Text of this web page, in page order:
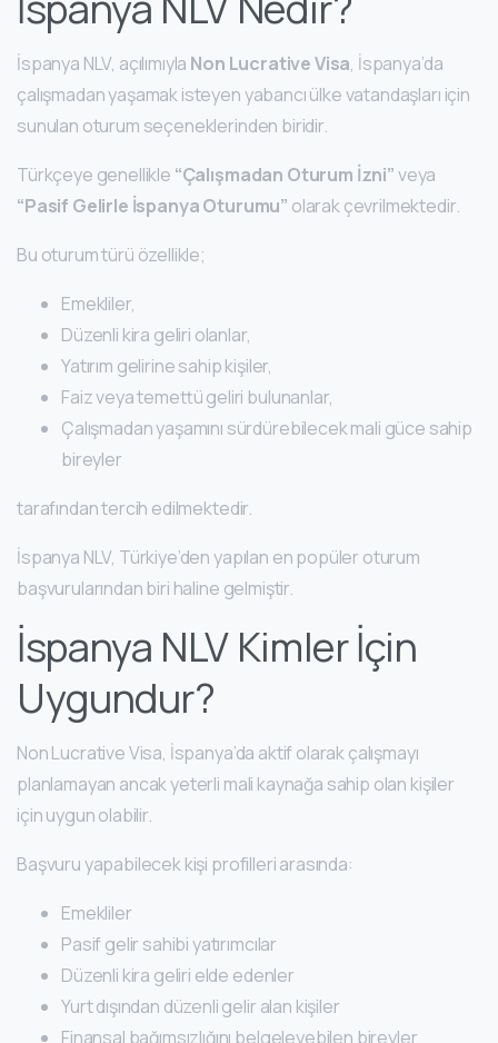
İspanya NLV, açılımıyla Non Lucrative Visa, İspanya’da
çalışmadan yaşamak isteyen yabancı ülke vatandaşları için
sunulan oturum seçeneklerinden biridir.
Türkçeye genellikle “Çalışmadan Oturum İzni”veya
“Pasif Gelirle İspanya Oturumu” olarak çevrilmektedir.
Bu oturum türü özellikle;
Emekliler,
Düzenli kira geliri olanlar,
Yatırım gelirine sahip kişiler,
Faiz veya temettü geliri bulunanlar,
Çalışmadan yaşamını sürdürebilecek mali güce sahip
bireyler
tarafından tercih edilmektedir.
İspanya NLV, Türkiye’den yapılan en popüler oturum
başvurularından biri haline gelmiştir.
İspanya NLV Kimler İçin
Uygundur?
Non Lucrative Visa, İspanya’da aktif olarak çalışmayı
planlamayan ancak yeterli mali kaynağa sahip olan kişiler
için uygun olabilir.
Başvuru yapabilecek kişi profilleri arasında:
Emekliler
Pasif gelir sahibi yatırımcılar
Düzenli kira geliri elde edenler
Yurt dışından düzenli gelir alan kişiler
Finansal bağımsızlığını belgeleyebilen bireyler